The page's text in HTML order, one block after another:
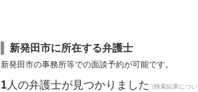
新発田市に所在する弁護士
新発田市の事務所等での面談予約が可能です。
1 人の弁護士が見つかりました (検索結果につ